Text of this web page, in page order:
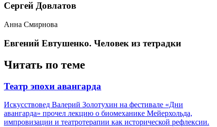
​Сергей Довлатов
Анна Смирнова
Евгений Евтушенко. Человек из тетрадки
Читать по теме
​Театр эпохи авангарда
Искусствовед Валерий Золотухин на фестивале «Дни
авангарда» прочел лекцию о биомеханике Мейерхольда,
импровизации и театротерапии как исторической рефлексии.